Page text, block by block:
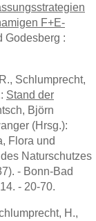
F+E-
Godesberg :
Schlumprecht,
Stand der
Björn
(Hrsg.):
Flora und
Naturschutzes
- Bonn-Bad
- 20-70.
H.,